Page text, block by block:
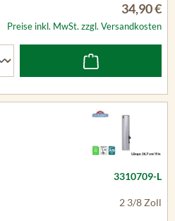
34,90 €
Preise inkl. MwSt. zzgl. Versandkosten
3310709-L
2 3/8 Zoll